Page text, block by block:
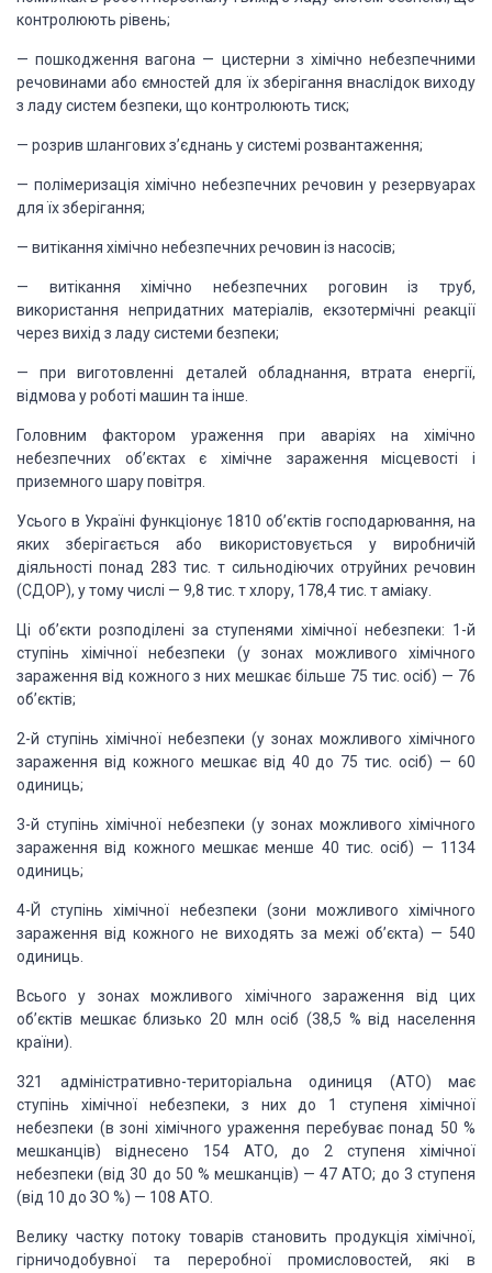
контролюють рівень;
— пошкодження вагона — цистерни з хімічно небезпечними
речовинами або ємностей для їх зберігання внаслідок виходу
з ладу систем безпеки, що контролюють тиск;
— розрив шлангових з’єднань у системі розвантаження;
— полімеризація хімічно небезпечних речовин у резервуарах
для їх зберігання;
— витікання хімічно небезпечних речовин із насосів;
— витікання хімічно небезпечних роговин із труб,
використання непридатних матеріалів, екзотермічні реакції
через вихід з ладу системи безпеки;
— при виготовленні деталей обладнання, втрата енергії,
відмова у роботі машин та інше.
Головним фактором ураження при аваріях на хімічно
небезпечних об’єктах є хімічне зараження місцевості і
приземного шару повітря.
Усього в Україні функціонує 1810 об’єктів господарювання, на
яких зберігається або використовується у виробничій
діяльності понад 283 тис. т сильнодіючих отруйних речовин
(СДОР), у тому числі — 9,8 тис. т хлору, 178,4 тис. т аміаку.
Ці об’єкти розподілені за ступенями хімічної небезпеки: 1-й
ступінь хімічної небезпеки (у зонах можливого хімічного
зараження від кожного з них мешкає більше 75 тис. осіб) — 76
об’єктів;
2-й ступінь хімічної небезпеки (у зонах можливого хімічного
зараження від кожного мешкає від 40 до 75 тис. осіб) — 60
одиниць;
3-й ступінь хімічної небезпеки (у зонах можливого хімічного
зараження від кожного мешкає менше 40 тис. осіб) — 1134
одиниць;
4-Й ступінь хімічної небезпеки (зони можливого хімічного
зараження від кожного не виходять за межі об’єкта) — 540
одиниць.
Всього у зонах можливого хімічного зараження від цих
об’єктів мешкає близько 20 млн осіб (38,5 % від населення
країни).
321 адміністративно-територіальна одиниця (АТО) має
ступінь хімічної небезпеки, з них до 1 ступеня хімічної
небезпеки (в зоні хімічного ураження перебуває понад 50 %
мешканців) віднесено 154 АТО, до 2 ступеня хімічної
небезпеки (від 30 до 50 % мешканців) — 47 АТО; до 3 ступеня
(від 10 до ЗО %) — 108 АТО.
Велику частку потоку товарів становить продукція хімічної,
гірничодобувної та переробної промисловостей, які в